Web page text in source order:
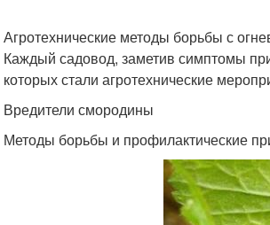
Агротехнические методы борьбы с
Каждый садовод, заметив симптомы
которых стали агротехнические
Вредители смородины
Методы борьбы и профилактические